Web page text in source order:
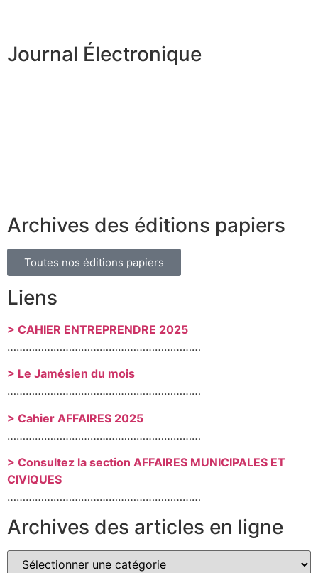
Journal Électronique
Archives des éditions papiers
Toutes nos éditions papiers
Liens
> CAHIER ENTREPRENDRE 2025
………………………………………………………
> Le Jamésien du mois
………………………………………………………
> Cahier AFFAIRES 2025
………………………………………………………
> Consultez la section AFFAIRES MUNICIPALES ET
CIVIQUES
………………………………………………………
Archives des articles en ligne